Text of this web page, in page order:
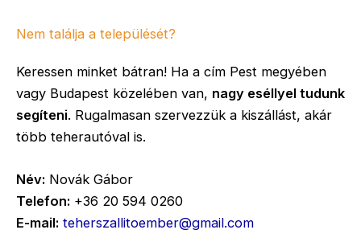
Nem találja a települését?
Keressen minket bátran! Ha a cím Pest megyében
vagy Budapest közelében van, nagy eséllyel tudunk
segíteni. Rugalmasan szervezzük a kiszállást, akár
több teherautóval is.
Név: Novák Gábor
Telefon: +36 20 594 0260
E-mail: teherszallitoember@gmail.com